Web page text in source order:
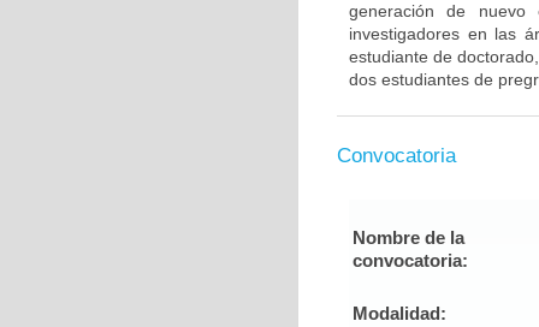
generación de nuevo
investigadores en las
estudiante de
dos estudiantes de
Convocatoria
Nombre de la
convocatoria:
Modalidad: